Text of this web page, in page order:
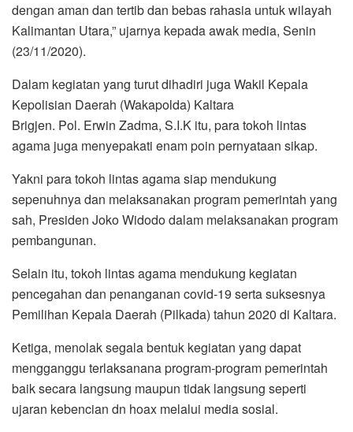
dengan aman dan tertib dan bebas rahasia untuk wilayah
Kalimantan Utara,” ujarnya kepada awak media, Senin
(23/11/2020).
Dalam kegiatan yang turut dihadiri juga Wakil Kepala
Kepolisian Daerah (Wakapolda) Kaltara
Brigjen. Pol. Erwin Zadma, S.I.K itu, para tokoh lintas
agama juga menyepakati enam poin pernyataan sikap.
Yakni para tokoh lintas agama siap mendukung
sepenuhnya dan melaksanakan program pemerintah yang
sah, Presiden Joko Widodo dalam melaksanakan program
pembangunan.
Selain itu, tokoh lintas agama mendukung kegiatan
pencegahan dan penanganan covid-19 serta suksesnya
Pemilihan Kepala Daerah (Pilkada) tahun 2020 di Kaltara.
Ketiga, menolak segala bentuk kegiatan yang dapat
mengganggu terlaksanana program-program pemerintah
baik secara langsung maupun tidak langsung seperti
ujaran kebencian dn hoax melalui media sosial.